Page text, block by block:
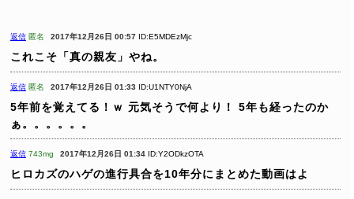
返信 匿名 2017年12月26日 00:57 ID:E5MDEzMjc
これこそ「真の親友」やね。
返信 匿名 2017年12月26日 01:33 ID:U1NTY0NjA
5年前を覚えてる！ｗ 元気そうで何より！
5年も経ったのか
ぁ。。。。。。
返信 743mg 2017年12月26日 01:34 ID:Y2ODkzOTA
ヒロカズのハゲの進行具合を10年分にまとめた動画はよ